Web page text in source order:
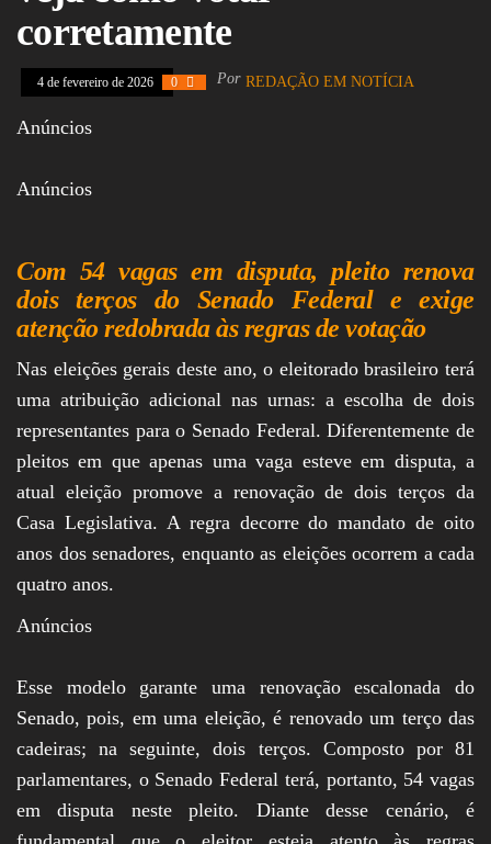
Rio de Janeiro,
Brasília, Nordeste,
Negócios,
Oportunidades,
corretamente
4 de fevereiro de 2026 0 Por REDAÇÃO EM NOTÍCIA
Anúncios
Anúncios
Com 54 vagas em disputa, pleito renova
dois terços do Senado Federal e exige
atenção redobrada às regras de votação
Nas eleições gerais deste ano, o eleitorado brasileiro terá
uma atribuição adicional nas urnas: a escolha de dois
representantes para o Senado Federal. Diferentemente de
pleitos em que apenas uma vaga esteve em disputa, a
atual eleição promove a renovação de dois terços da
Casa Legislativa. A regra decorre do mandato de oito
anos dos senadores, enquanto as eleições ocorrem a cada
quatro anos.
Anúncios
Esse modelo garante uma renovação escalonada do
Senado, pois, em uma eleição, é renovado um terço das
cadeiras; na seguinte, dois terços. Composto por 81
parlamentares, o Senado Federal terá, portanto, 54 vagas
em disputa neste pleito. Diante desse cenário, é